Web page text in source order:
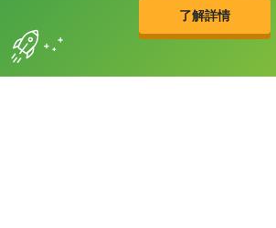
了解詳情
的品牌故事